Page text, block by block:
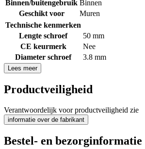
Binnen/buitengebruik Binnen
Geschikt voor
Muren
Technische kenmerken
Lengte schroef
50 mm
CE keurmerk
Nee
Diameter schroef
3.8 mm
Lees meer
Productveiligheid
Verantwoordelijk voor productveiligheid zie
informatie over de fabrikant
Bestel- en bezorginformatie